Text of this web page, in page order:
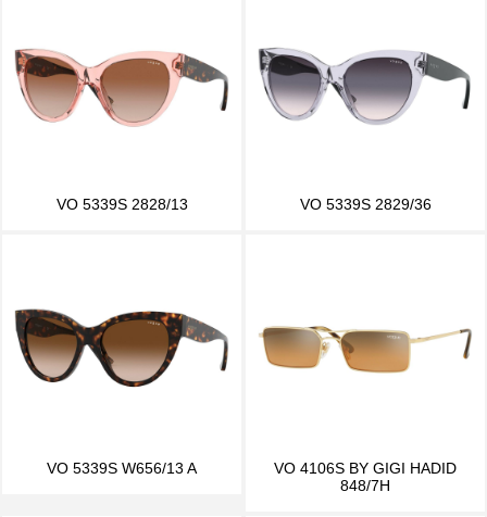
VO 5339S 2828/13 VO 5339S 2829/36
VO 5339S W656/13 A
VO 4106S BY GIGI HADID
848/7H